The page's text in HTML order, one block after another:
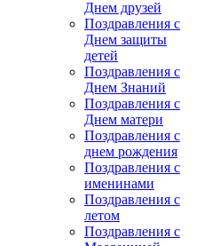
Днем друзей
Поздравления с
Днем защиты
детей
Поздравления с
Днем Знаний
Поздравления с
Днем матери
Поздравления с
днем рождения
Поздравления с
именинами
Поздравления с
летом
Поздравления с